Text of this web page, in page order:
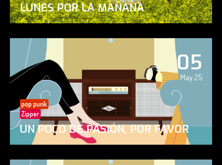
LUNES POR LA MAÑANA
05
May 25
pop punk
Zipper
UN POCO DE PASIÓN, POR FAVOR